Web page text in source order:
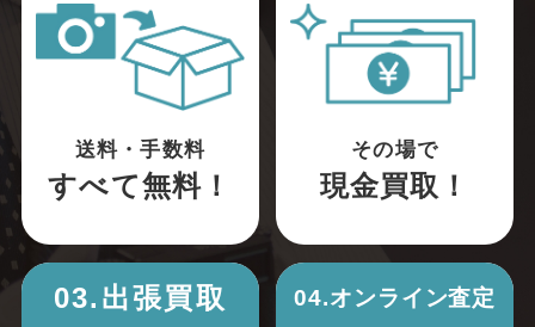
送料・手数料
すべて無料！
その場で
現金買取！
03.出張買取 04.オンライン査定